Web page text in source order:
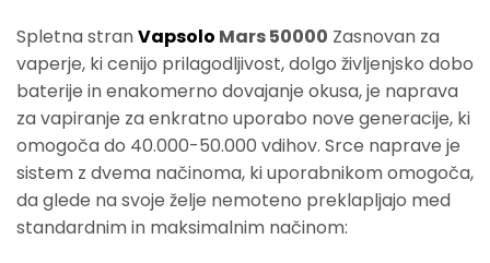
Spletna stranVapsolo Mars 50000 Zasnovan za
vaperje, ki cenijo prilagodljivost, dolgo življenjsko dobo
baterije in enakomerno dovajanje okusa, je naprava
za vapiranje za enkratno uporabo nove generacije, ki
omogoča do 40.000-50.000 vdihov. Srce naprave je
sistem z dvema načinoma, ki uporabnikom omogoča,
da glede na svoje želje nemoteno preklapljajo med
standardnim in maksimalnim načinom: